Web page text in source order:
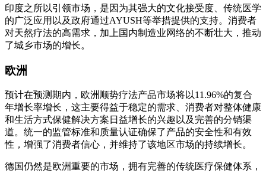
印度之所以引领市场，是因为其强大的文化接受度、传统医学
的广泛应用以及政府通过AYUSH等举措提供的支持。消费者
对天然疗法的高需求，加上国内制造业网络的不断壮大，推动
了城乡市场的增长。
欧洲
预计在预测期内，欧洲顺势疗法产品市场将以11.96%的复合
年增长率增长，这主要得益于稳定的需求、消费者对整体健康
和生活方式保健解决方案日益增长的兴趣以及完善的分销渠
道。统一的监管标准和质量认证确保了产品的安全性和有效
性，增强了消费者信心，并维持了该地区市场的持续增长。
德国仍然是欧洲重要的市场，拥有完善的传统医疗保健体系，